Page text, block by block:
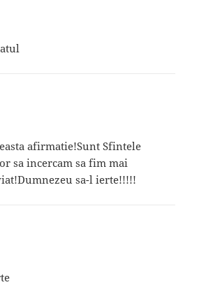
afirmatie!Sunt Sfintele
sa incercam sa fim mai
sa-l ierte!!!!!